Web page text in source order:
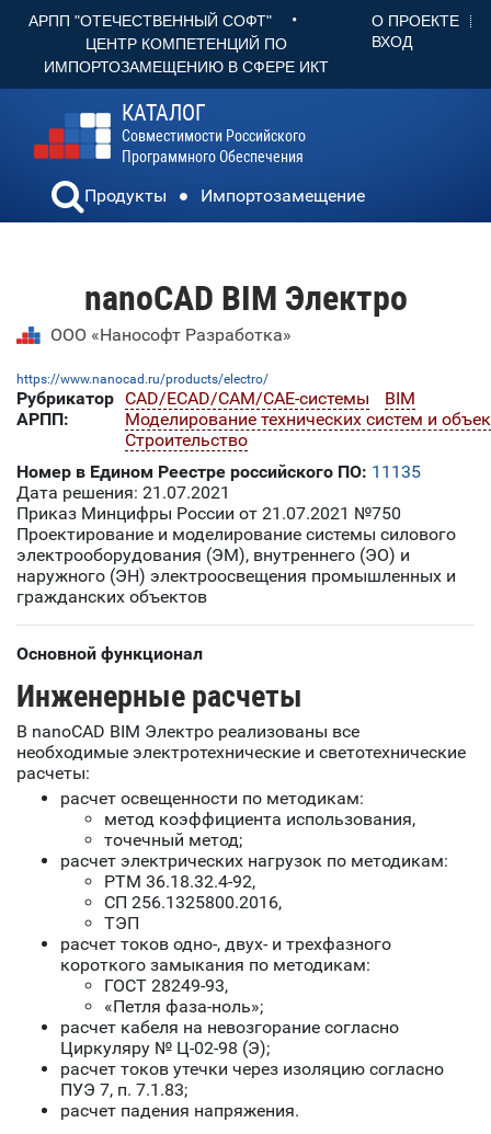
АРПП "ОТЕЧЕСТВЕННЫЙ СОФТ" •
ЦЕНТР КОМПЕТЕНЦИЙ ПО
ИМПОРТОЗАМЕЩЕНИЮ В СФЕРЕ ИКТ
О ПРОЕКТЕ
ВХОД
КАТАЛОГ
Совместимости Российского
Программного Обеспечения
Продукты Импортозамещение
nanoCAD BIM Электро
ООО «Нанософт Разработка»
https://www.nanocad.ru/products/electro/
Рубрикатор
АРПП:
CAD/ECAD/CAM/CAE-системы
BIM
Моделирование технических систем и
Строительство
Номер в Едином Реестре российского ПО: 11135
Дата решения: 21.07.2021
Приказ Минцифры России от 21.07.2021 №750
Проектирование и моделирование системы силового
электрооборудования (ЭМ), внутреннего (ЭО) и
наружного (ЭН) электроосвещения промышленных и
гражданских объектов
Основной функционал
Инженерные расчеты
В nanoCAD BIM Электро реализованы все
необходимые электротехнические и светотехнические
расчеты:
расчет освещенности по методикам:
метод коэффициента использования,
точечный метод;
расчет электрических нагрузок по методикам:
РТМ 36.18.32.4-92,
СП 256.1325800.2016,
ТЭП
расчет токов одно-, двух- и трехфазного
короткого замыкания по методикам:
ГОСТ 28249-93,
«Петля фаза-ноль»;
расчет кабеля на невозгорание согласно
Циркуляру № Ц-02-98 (Э);
расчет токов утечки через изоляцию согласно
ПУЭ 7, п. 7.1.83;
расчет падения напряжения.